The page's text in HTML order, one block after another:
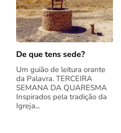
De que tens sede?
Um guião de leitura orante
da Palavra. TERCEIRA
SEMANA DA QUARESMA
Inspirados pela tradição da
Igreja...